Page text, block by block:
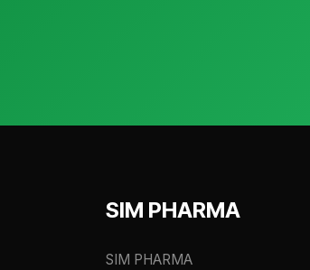
SIM PHARMA
SIM PHARMA